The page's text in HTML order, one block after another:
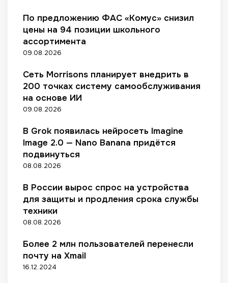
п
р
о
д
к
ц
и
и
д
р
о
о
в
в
Я
у
т
и
и
т
C
G
с
т
л
и
д
и
к
н
т
р
ы
,
о
л
а
й
у
р
ь
е
е
н
н
ы
и
с
п
о
н
и
т
е
е
в
с
к
а
д
с
е
с
т
а
и
ч
а
щ
п
р
и
о
р
а
т
г
о
т
По предложению ФАС «Комус» снизил
цены на 94 позиции школьного
ассортимента
09.08.2026
Сеть Morrisons планирует внедрить в
200 точках систему самообслуживания
на основе ИИ
09.08.2026
В Grok появилась нейросеть Imagine
Image 2.0 — Nano Banana придётся
подвинуться
08.08.2026
В России вырос спрос на устройства
для защиты и продления срока службы
техники
08.08.2026
Более 2 млн пользователей перенесли
почту на Xmail
16.12.2024